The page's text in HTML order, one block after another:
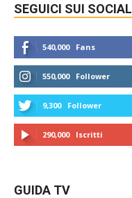
SEGUICI SUI SOCIAL
540,000 Fans
550,000 Follower
9,300 Follower
290,000 Iscritti
GUIDA TV